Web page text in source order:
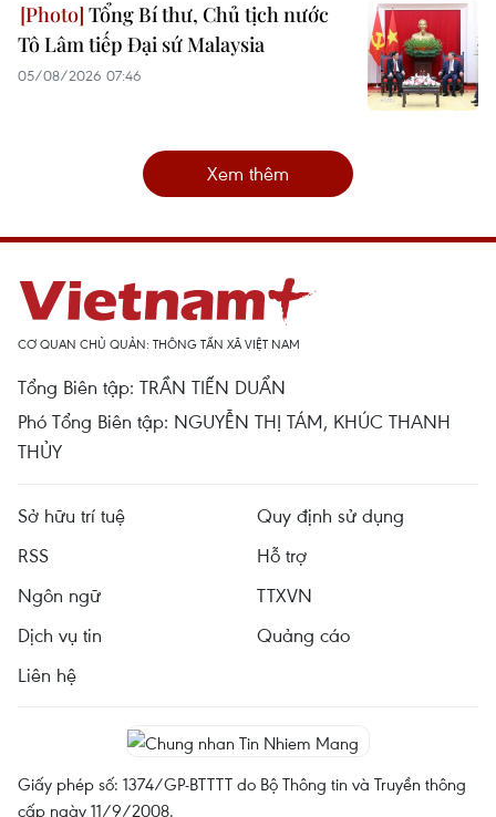
Tổng Bí thư, Chủ tịch nước
Tô Lâm tiếp Đại sứ Malaysia
05/08/2026 07:46
Xem thêm
CƠ QUAN CHỦ QUẢN: THÔNG TẤN XÃ VIỆT NAM
Tổng Biên tập: TRẦN TIẾN DUẨN
Phó Tổng Biên tập: NGUYỄN THỊ TÁM, KHÚC THANH
THỦY
Sở hữu trí tuệ
Quy định sử dụng
RSS
Hỗ trợ
Ngôn ngữ
TTXVN
Dịch vụ tin
Quảng cáo
Liên hệ
Giấy phép số: 1374/GP-BTTTT do Bộ Thông tin và Truyền thông
cấp ngày 11/9/2008.